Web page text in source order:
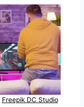
Freepik DC Studio